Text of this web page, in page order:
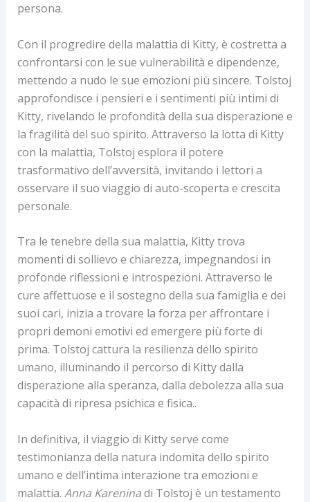
persona.
Con il progredire della malattia di Kitty, è costretta a
confrontarsi con le sue vulnerabilità e dipendenze,
mettendo a nudo le sue emozioni più sincere. Tolstoj
approfondisce i pensieri e i sentimenti più intimi di
Kitty, rivelando le profondità della sua disperazione e
la fragilità del suo spirito. Attraverso la lotta di Kitty
con la malattia, Tolstoj esplora il potere
trasformativo dell’avversità, invitando i lettori a
osservare il suo viaggio di auto-scoperta e crescita
personale.
Tra le tenebre della sua malattia, Kitty trova
momenti di sollievo e chiarezza, impegnandosi in
profonde riflessioni e introspezioni. Attraverso le
cure affettuose e il sostegno della sua famiglia e dei
suoi cari, inizia a trovare la forza per affrontare i
propri demoni emotivi ed emergere più forte di
prima. Tolstoj cattura la resilienza dello spirito
umano, illuminando il percorso di Kitty dalla
disperazione alla speranza, dalla debolezza alla sua
capacità di ripresa psichica e fisica..
In definitiva, il viaggio di Kitty serve come
testimonianza della natura indomita dello spirito
umano e dell’intima interazione tra emozioni e
malattia. Anna Kareninadi Tolstoj è un testamento